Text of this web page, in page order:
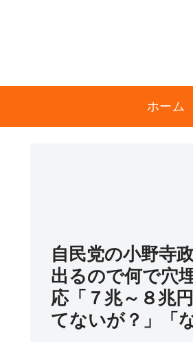
ホーム
自民党の小野寺
出るので何で穴
応「７兆～８兆
てないが？」「